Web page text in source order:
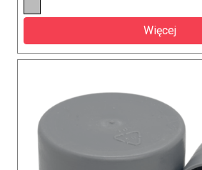
Więcej